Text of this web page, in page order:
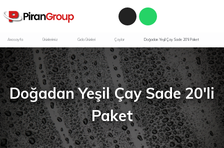
Doğadan Yeşil Çay Sade 20'li
Paket
Anasayfa Ürünlerimiz Gıda Ürünleri Çaylar Doğadan Yeşil Çay Sade 20'li Paket